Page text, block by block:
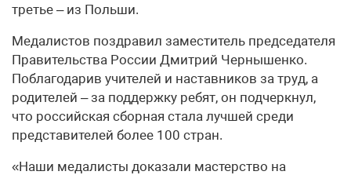
третье – из Польши.
Медалистов поздравил заместитель председателя
Правительства России Дмитрий Чернышенко.
Поблагодарив учителей и наставников за труд, а
родителей – за поддержку ребят, он подчеркнул,
что российская сборная стала лучшей среди
представителей более 100 стран.
«Наши медалисты доказали мастерство на